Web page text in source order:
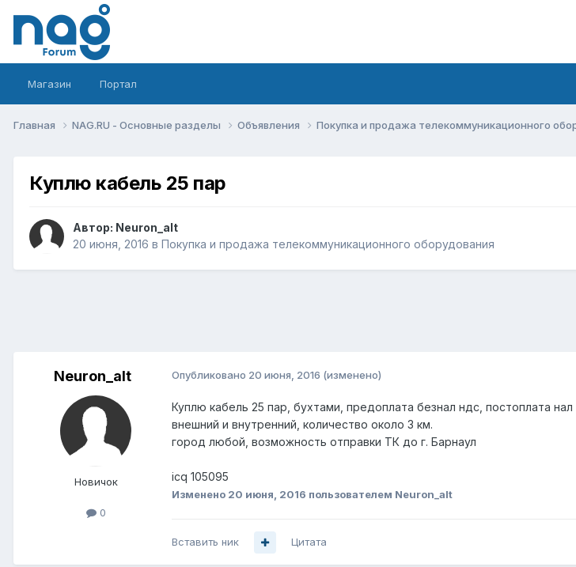
Магазин Портал
Главная NAG.RU - Основные разделы Объявления Покупка и продажа телекоммуникационного
Куплю кабель 25 пар
Автор: Neuron_alt
20 июня, 2016 в Покупка и продажа телекоммуникационного оборудования
Neuron_alt
Новичок
0
Опубликовано 20 июня, 2016 (изменено)
Куплю кабель 25 пар, бухтами, предоплата безнал ндс, постоплата нал
внешний и внутренний, количество около 3 км.
город любой, возможность отправки ТК до г. Барнаул
icq 105095
Изменено 20 июня, 2016 пользователем Neuron_alt
Вставить ник Цитата